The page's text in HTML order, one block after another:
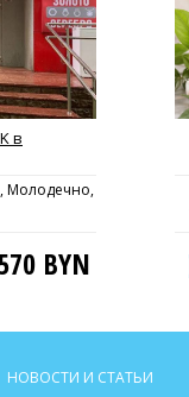
в
Молодечно,
BYN
НОВОСТИ И СТАТЬИ